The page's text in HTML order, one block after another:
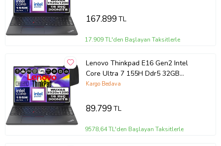
Bilgisayar 21MA002UTXP32 + Zetta
167.899TL
17.909 TL'den Başlayan Taksitlerle
Lenovo Thinkpad E16 Gen2 Intel
Core Ultra 7 155H Ddr5 32GB
512GB SSD Intel® Aı Boost 16"
Taşınabilir Bilgisayar
Kargo Bedava
89.799TL
9578,64 TL'den Başlayan Taksitlerle